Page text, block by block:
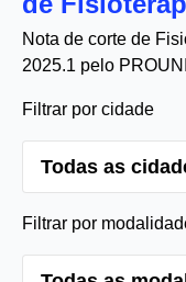
Nota de corte de
2025.1 pelo
Filtrar por cidade
Filtrar por